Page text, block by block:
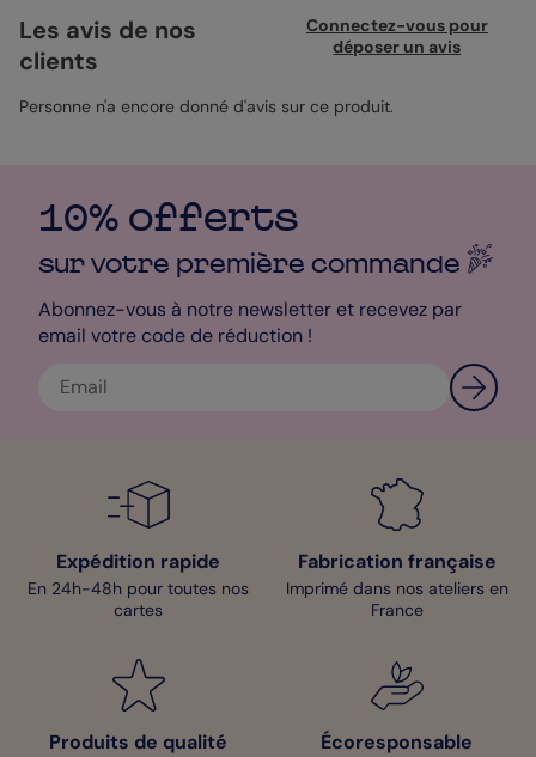
pour rassembler vos souvenirs de visite des temples de Kyoto
ou de promenades sous les cerisiers en fleur, cet album peut
être personnalisé avec votre disposition préférée, vos textes et
aventure japonaise à votre manière. Un format qui vous
Les avis de nos
clients
Connectez-vous pour
déposer un avis
Personne n'a encore donné d'avis sur ce produit.
10% offerts
sur votre première commande
Abonnez-vous à notre newsletter et recevez par
email votre code de réduction !
Expédition rapide
En 24h-48h pour toutes nos
cartes
Fabrication française
Imprimé dans nos ateliers en
France
Produits de qualité Écoresponsable